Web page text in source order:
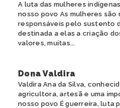
A luta das mulheres
nosso povo As mulheres são
responsáveis pelo sustento
destinada a elas a criação
valores, muitas...
Dona Valdira
Valdira Ana da Silva,
agricultora, artesã e uma
nosso povo É guerreira, luta